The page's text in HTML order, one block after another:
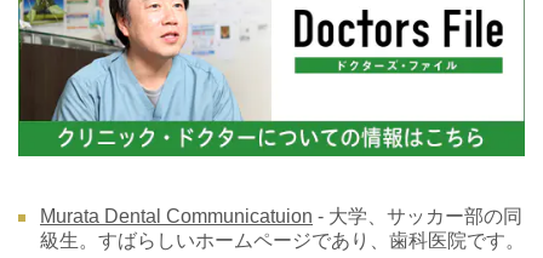
Murata Dental Communicatuion - 大学、サッカー部の同
級生。 すばらしいホームページであり、歯科医院です。